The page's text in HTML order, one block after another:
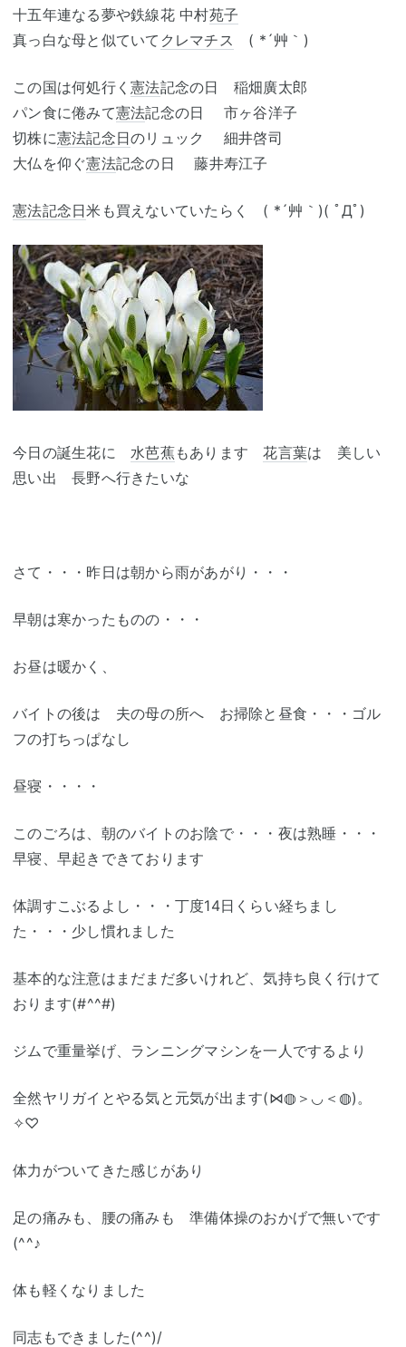
十五年連なる夢や鉄線花 中村苑子
真っ白な母と似ていて クレマチス ( *´艸｀)
この国は何処行く 憲法記念の日 稲畑廣太郎
パン食に倦みて憲法記念の日 市ヶ谷洋子
切株に憲法記念日のリュック 細井啓司
大仏を仰ぐ憲法記念の日 藤井寿江子
憲法記念日米も買えないていたらく ( *´艸｀)( ﾟДﾟ)
今日の誕生花に 水芭蕉もあります花言葉は 美しい
思い出 長野へ行きたいな
さて・・・昨日は朝から雨があがり・・・
早朝は寒かったものの・・・
お昼は暖かく、
バイトの後は 夫の母の所へ お掃除と昼食・・・ゴル
フの打ちっぱなし
昼寝・・・・
このごろは、朝のバイトのお陰で・・・夜は熟睡・・・
早寝、早起きできております
体調すこぶるよし・・・丁度14日くらい経ちまし
た・・・少し慣れました
基本的な注意はまだまだ多いけれど、気持ち良く行けて
おります(#^^#)
ジムで重量挙げ、ランニングマシンを一人でするより
全然ヤリガイとやる気と元気が出ます(⋈◍＞◡＜◍)。
✧♡
体力がついてきた感じがあり
足の痛みも、腰の痛みも 準備体操のおかげで無いです
(^^♪
体も軽くなりました
同志もできました(^^)/